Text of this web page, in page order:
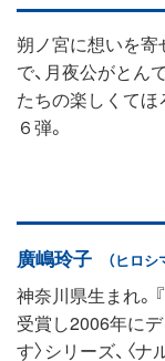
朔ノ宮に想いを
で、月夜公がとん
たちの楽しくて
６弾。
廣嶋玲子 （ヒロシ
神奈川県生まれ。
受賞し2006年にデ
す〉シリーズ、〈